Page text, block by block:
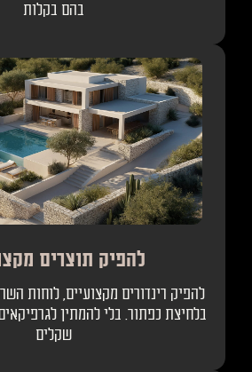
בהם בקלות
להפיק תוצרים
להפיק רינדורים מקצועיים, לוחות
בלחיצת כפתור. בלי להמתין
שקלים